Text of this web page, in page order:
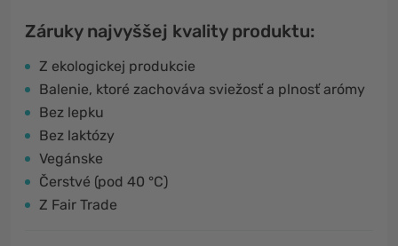
Záruky najvyššej kvality produktu:
Z ekologickej produkcie
Balenie, ktoré zachováva sviežosť a plnosť arómy
Bez lepku
Bez laktózy
Vegánske
Čerstvé (pod 40 °C)
Z Fair Trade